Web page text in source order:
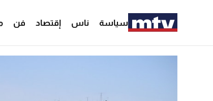
سياسة ناس إقتصاد فن